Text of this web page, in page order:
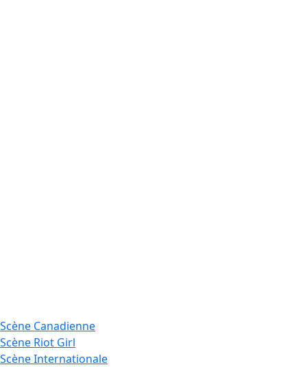
Scène Canadienne
Scène Riot Girl
ScèneInternationale